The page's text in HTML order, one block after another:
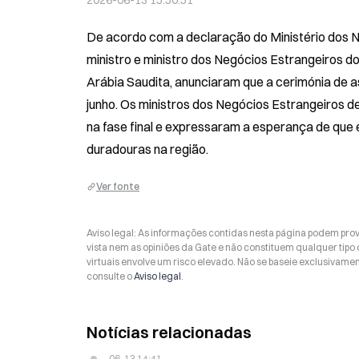
De acordo com a declaração do Ministério dos
ministro e ministro dos Negócios Estrangeiros
Arábia Saudita, anunciaram que a cerimónia
junho. Os ministros dos Negócios Estrangeiros
na fase final e expressaram a esperança de
duradouras na região.
Ver fonte
Aviso legal: As informações contidas nesta página podem
vista nem as opiniões da Gate e não constituem qualquer
virtuais envolve um risco elevado. Não se baseie
consulte oAviso legal.
Notícias relacionadas